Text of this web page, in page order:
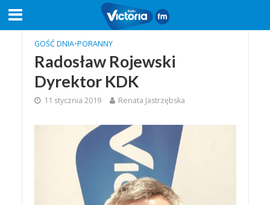
GOŚĆ DNIA•PORANNY
Radosław Rojewski
Dyrektor KDK
11 stycznia 2019 Renata Jastrzębska